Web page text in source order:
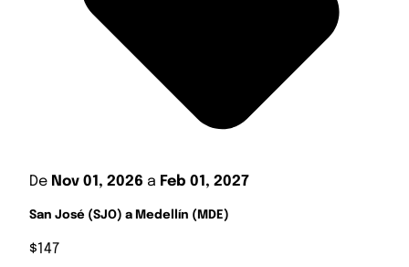
De Nov 01, 2026 a Feb 01, 2027
San José (SJO) a Medellín (MDE)
$147